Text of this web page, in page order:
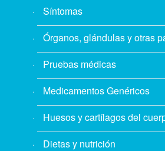
Síntomas
Órganos, glándulas y otras
Pruebas médicas
Medicamentos Genéricos
Huesos y cartílagos del
Dietas y nutrición